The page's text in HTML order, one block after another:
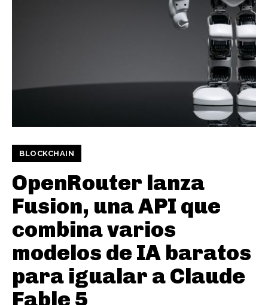
BLOCKCHAIN
OpenRouter lanza
Fusion, una API que
combina varios
modelos de IA baratos
para igualar a Claude
Fable 5